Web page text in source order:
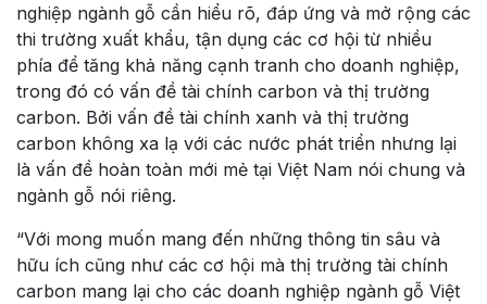
nghiệp ngành gỗ cần hiểu rõ, đáp ứng và mở rộng các
thi trường xuất khẩu, tận dụng các cơ hội từ nhiều
phía để tăng khả năng cạnh tranh cho doanh nghiệp,
trong đó có vấn đề tài chính carbon và thị trường
carbon. Bởi vấn đề tài chính xanh và thị trường
carbon không xa lạ với các nước phát triển nhưng lại
là vấn đề hoàn toàn mới mẻ tại Việt Nam nói chung và
ngành gỗ nói riêng.
“Với mong muốn mang đến những thông tin sâu và
hữu ích cũng như các cơ hội mà thị trường tài chính
carbon mang lại cho các doanh nghiệp ngành gỗ Việt